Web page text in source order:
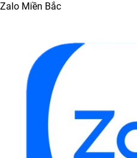
Zalo Miền Bắc